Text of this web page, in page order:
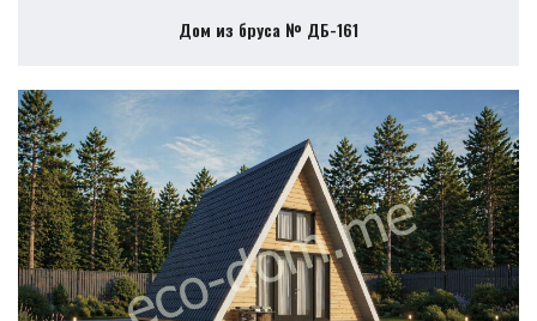
Дом из бруса № ДБ-161